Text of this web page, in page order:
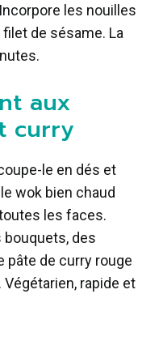
les nouilles
de sésame. La
aux
curry
le en dés et
wok bien chaud
les faces.
des
pâte de curry rouge
rapide et